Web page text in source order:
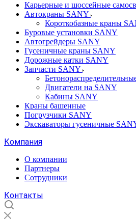
Карьерные и шоссейные
Автокраны SANY
Короткобазные краны
Буровые установки SANY
Автогрейдеры SANY
Гусеничные краны SANY
Дорожные катки SANY
Запчасти SANY
Двигатели на SANY
Кабины SANY
Краны башенные
Погрузчики SANY
Экскаваторы гусеничные
Компания
О компании
Партнеры
Сотрудники
Контакты